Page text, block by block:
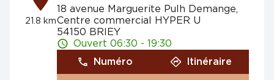
21.8 km
18 avenue Marguerite Pulh Demange,
Centre commercial HYPER U
54150 BRIEY
Ouvert 06:30 - 19:30
Numéro
Itinéraire